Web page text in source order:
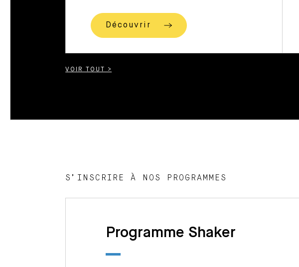
Découvrir
VOIR TOUT >
S’INSCRIRE À NOS PROGRAMMES
Programme Shaker